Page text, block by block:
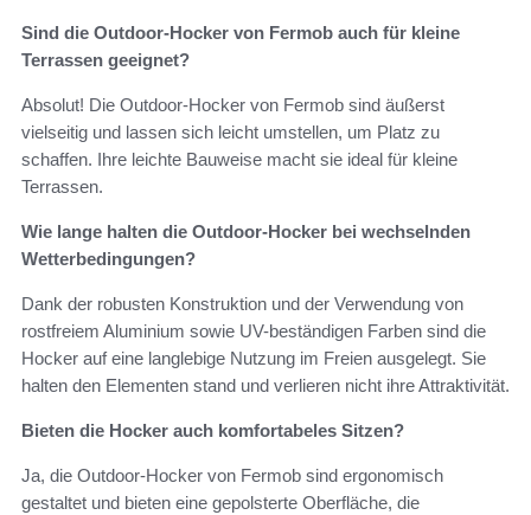
Sind die Outdoor-Hocker von Fermob auch für kleine
Terrassen geeignet?
Absolut! Die Outdoor-Hocker von Fermob sind äußerst
vielseitig und lassen sich leicht umstellen, um Platz zu
schaffen. Ihre leichte Bauweise macht sie ideal für kleine
Terrassen.
Wie lange halten die Outdoor-Hocker bei wechselnden
Wetterbedingungen?
Dank der robusten Konstruktion und der Verwendung von
rostfreiem Aluminium sowie UV-beständigen Farben sind die
Hocker auf eine langlebige Nutzung im Freien ausgelegt. Sie
halten den Elementen stand und verlieren nicht ihre Attraktivität.
Bieten die Hocker auch komfortabeles Sitzen?
Ja, die Outdoor-Hocker von Fermob sind ergonomisch
gestaltet und bieten eine gepolsterte Oberfläche, die